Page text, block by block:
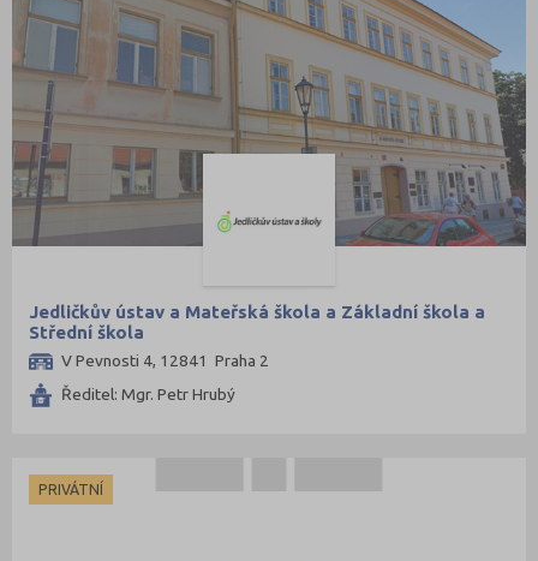
Jedličkův ústav a Mateřská škola a Základní škola a
Střední škola
V Pevnosti 4, 12841 Praha 2
Ředitel: Mgr. Petr Hrubý
PRIVÁTNÍ